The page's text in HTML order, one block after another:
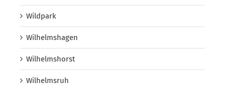
Wildpark
Wilhelmshagen
Wilhelmshorst
Wilhelmsruh